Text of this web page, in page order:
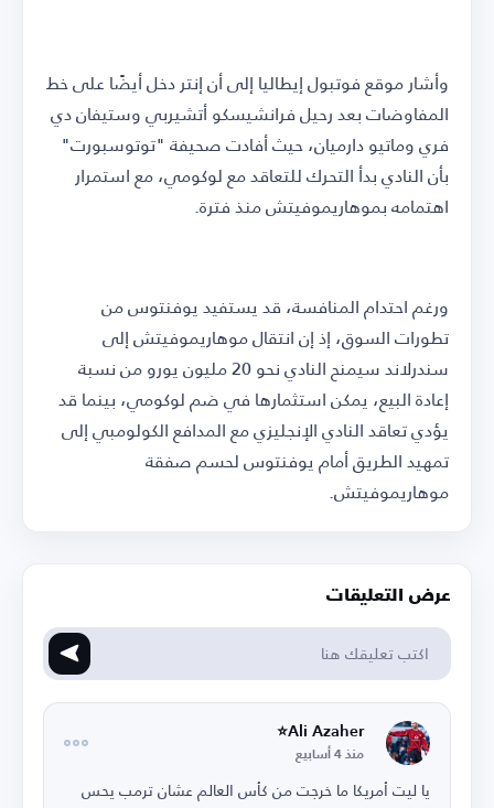
وأشار موقع فوتبول إيطاليا إلى أن إنتر دخل أيضًا على خط
المفاوضات بعد رحيل فرانشيسكو أتشيربي وستيفان دي
فري وماتيو دارميان، حيث أفادت صحيفة "توتوسبورت"
بأن النادي بدأ التحرك للتعاقد مع لوكومي، مع استمرار
اهتمامه بموهاريموفيتش منذ فترة.
ورغم احتدام المنافسة، قد يستفيد يوفنتوس من
تطورات السوق، إذ إن انتقال موهاريموفيتش إلى
سندرلاند سيمنح النادي نحو 20 مليون يورو من نسبة
إعادة البيع، يمكن استثمارها في ضم لوكومي، بينما قد
يؤدي تعاقد النادي الإنجليزي مع المدافع الكولومبي إلى
تمهيد الطريق أمام يوفنتوس لحسم صفقة
موهاريموفيتش.
عرض التعليقات
Ali Azaher⭐
منذ 4 أسابيع
يا ليت أمريكا ما خرجت من كأس العالم عشان ترمب يحس